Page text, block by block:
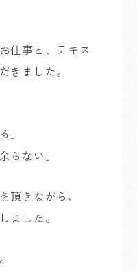
仕事と、テキス
きました。
」
らない」
頂きながら、
ました。